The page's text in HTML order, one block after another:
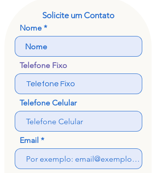
Solicite um Contato
Nome
Telefone Fixo
Telefone Celular
Email